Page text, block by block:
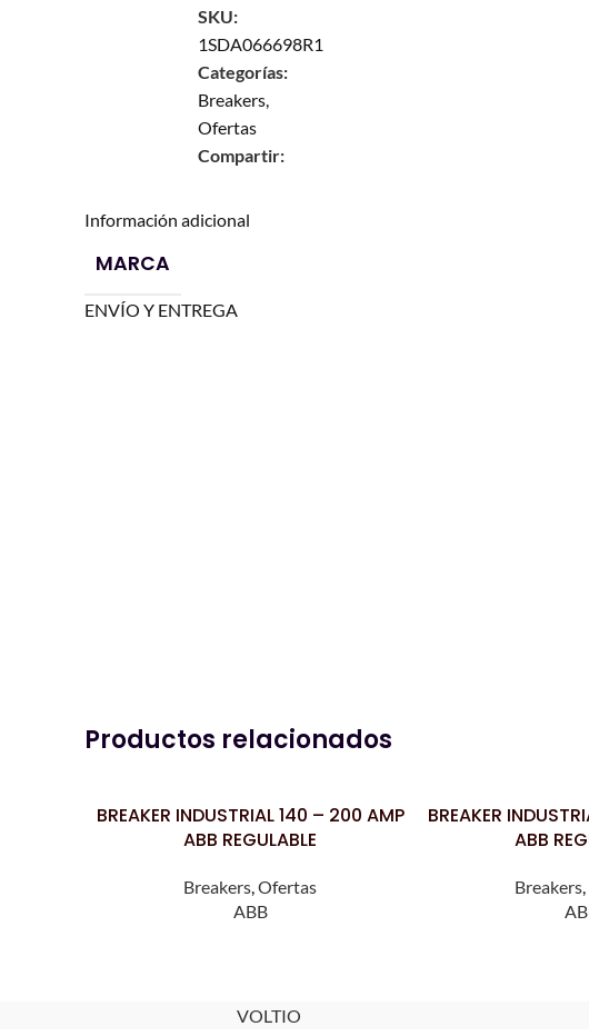
SKU:
1SDA066698R1
Categorías:
Breakers,
Ofertas
Compartir:
Información adicional
MARCA
ENVÍO Y ENTREGA
Productos relacionados
LEER MÁS
BREAKER INDUSTRIAL 140 – 200 AMP
ABB REGULABLE
Breakers,Ofertas
ABB
LEER MÁS
BREAKER
ABB
Breakers,
VOLTIO